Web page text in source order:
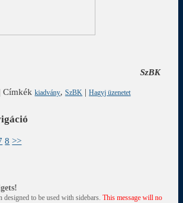
SzBK
|Címkék kiadvány,SzBK |Hagyj üzenetet
8 >>
designed to be used with sidebars. This message will no